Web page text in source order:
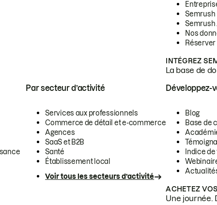
Semrush
Semrush
Nos
INTÉGREZ
La base de
Par secteur d’activité
Services aux professionnels
Commerce de détail et e-commerce
Agences
SaaS et B2B
Santé
Établissement local
Voir tous les secteurs d’activité
Développez-
Blog
Base de
Indice
ACHETEZ
Une journée.